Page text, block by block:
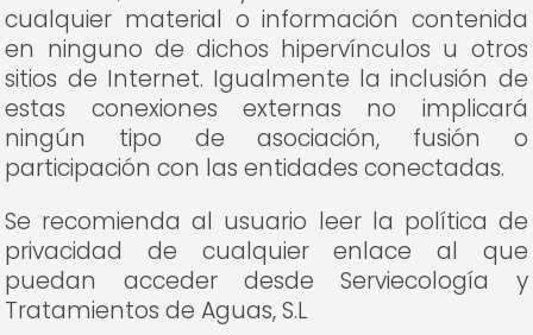
cualquier material o información contenida
en ninguno de dichos hipervínculos u otros
sitios de Internet. Igualmente la inclusión de
estas conexiones externas no implicará
ningún tipo de asociación, fusión o
participación con las entidades conectadas.
Se recomienda al usuario leer la política de
privacidad de cualquier enlace al que
puedan acceder desde Serviecología y
Tratamientos de Aguas, S.L